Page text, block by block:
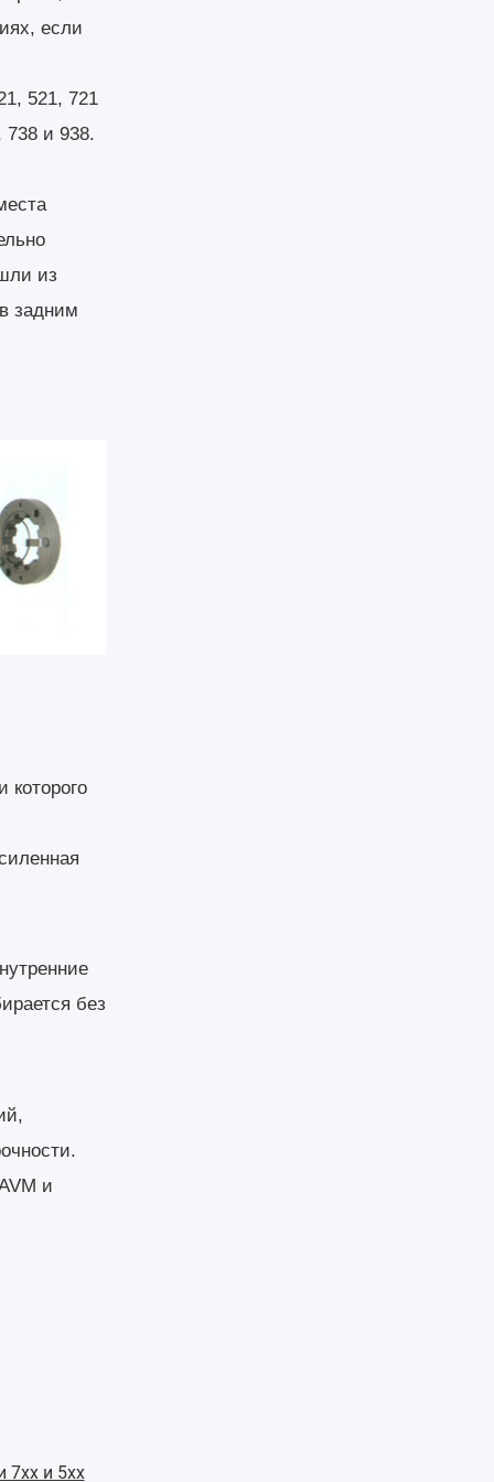
если
521, 721
738 и 938.
из
задним
которого
без
и
7хх и 5хх